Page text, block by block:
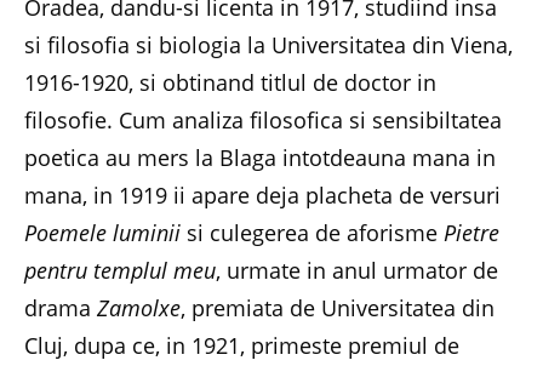
Oradea, dandu-si licenta in 1917, studiind insa
si filosofia si biologia la Universitatea din Viena,
1916-1920, si obtinand titlul de doctor in
filosofie. Cum analiza filosofica si sensibiltatea
poetica au mers la Blaga intotdeauna mana in
mana, in 1919 ii apare deja placheta de versuri
Poemele luminii si culegerea de aforisme Pietre
pentru templul meu, urmate in anul urmator de
drama Zamolxe, premiata de Universitatea din
Cluj, dupa ce, in 1921, primeste premiul de